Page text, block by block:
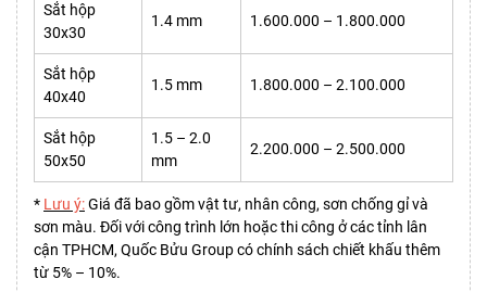
Sắt hộp
30x30
1.4 mm 1.600.000 – 1.800.000
Sắt hộp
40x40
1.5 mm 1.800.000 – 2.100.000
Sắt hộp
50x50
1.5 – 2.0
mm
2.200.000 – 2.500.000
* Lưu ý:Giá đã bao gồm vật tư, nhân công, sơn chống gỉ và
sơn màu. Đối với công trình lớn hoặc thi công ở các tỉnh lân
cận TPHCM, Quốc Bửu Group có chính sách chiết khấu thêm
từ 5% – 10%.